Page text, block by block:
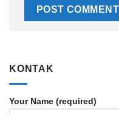
KONTAK
Your Name (required)